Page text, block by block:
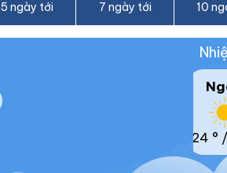
5 ngày tới 7 ngày tới 10
24 ° /